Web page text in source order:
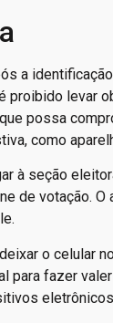
a
proibido levar
possa
como
à seção
de votação.
o celular
para fazer